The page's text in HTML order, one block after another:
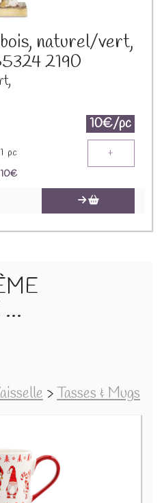
naturel/vert,
2190
10€/pc
1 pc +
10€
>Tasses & Mugs